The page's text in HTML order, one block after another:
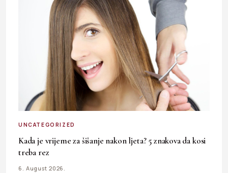
UNCATEGORIZED
Kada je vrijeme za šišanje nakon ljeta? 5 znakova da kosi
treba rez
6. August 2026.